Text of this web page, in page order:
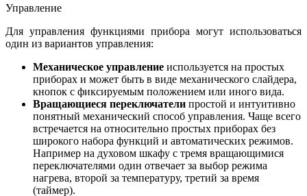
Управление
Для управления функциями прибора могут использоваться
один из вариантов управления:
Механическое управление используется на простых
приборах и может быть в виде механического слайдера,
кнопок с фиксируемым положением или иного вида.
Вращающиеся переключатели простой и интуитивно
понятный механический способ управления. Чаще всего
встречается на относительно простых приборах без
широкого набора функций и автоматических режимов.
Например на духовом шкафу с тремя вращающимися
переключателями один отвечает за выбор режима
нагрева, второй за температуру, третий за время
(таймер).